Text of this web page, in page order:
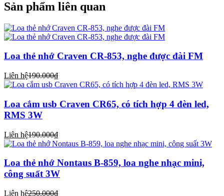
Sản phẩm liên quan
Loa thẻ nhớ Craven CR-853, nghe được đài FM
Liên hệ190.000₫
Loa cắm usb Craven CR65, có tích hợp 4 đèn led,
RMS 3W
Liên hệ190.000₫
Loa thẻ nhớ Nontaus B-859, loa nghe nhạc mini,
công suất 3W
Liên hệ250.000₫